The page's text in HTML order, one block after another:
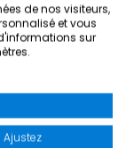
également
de ranger
transporter
grand
de nos visiteurs,
et vous
sur
Ajustez